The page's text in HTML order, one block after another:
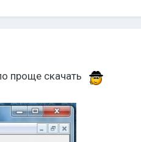
проще скачать